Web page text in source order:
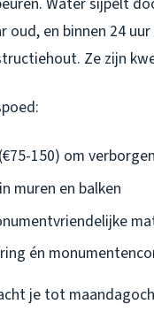
oud, en binnen 24
Ze zijn
150) om
muren en balken
én
je tot